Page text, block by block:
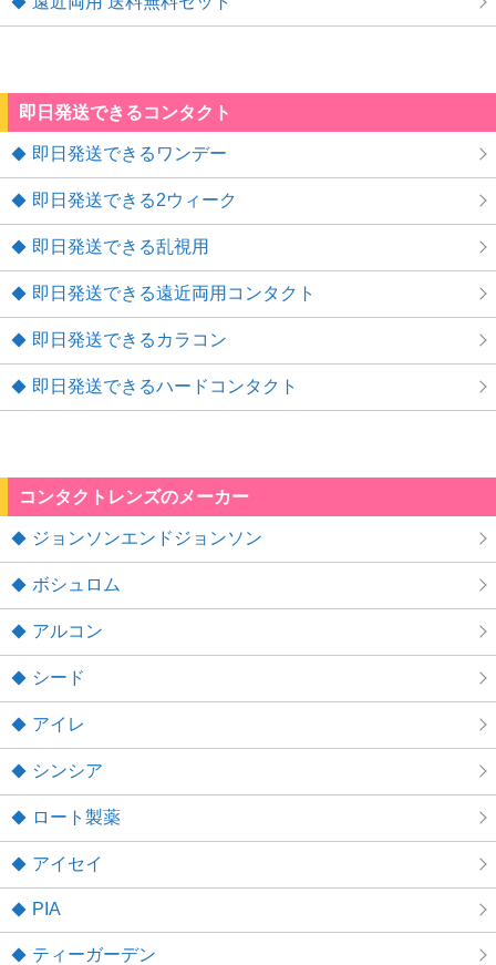
即日発送できるコンタクト
即日発送できるワンデー
即日発送できる2ウィーク
即日発送できる乱視用
即日発送できる遠近両用コンタクト
即日発送できるカラコン
即日発送できるハードコンタクト
コンタクトレンズのメーカー
ジョンソンエンドジョンソン
ボシュロム
アルコン
シード
アイレ
シンシア
ロート製薬
アイセイ
PIA
ティーガーデン